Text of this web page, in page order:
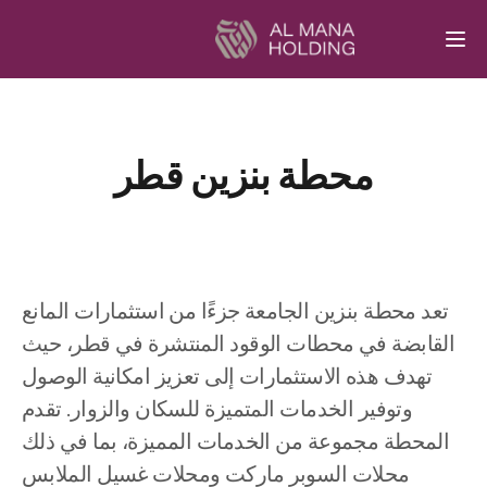
محطة بنزين قطر
تعد محطة بنزين الجامعة جزءًا من استثمارات المانع
القابضة في محطات الوقود المنتشرة في قطر، حيث
تهدف هذه الاستثمارات إلى تعزيز امكانية الوصول
وتوفير الخدمات المتميزة للسكان والزوار. تقدم
المحطة مجموعة من الخدمات المميزة، بما في ذلك
محلات السوبر ماركت ومحلات غسيل الملابس